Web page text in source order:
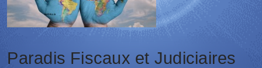
Paradis Fiscaux et Judiciaires